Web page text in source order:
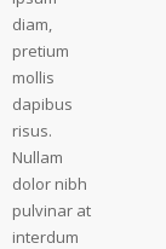
diam,
pretium
mollis
dapibus
risus.
Nullam
dolor nibh
pulvinar at
interdum